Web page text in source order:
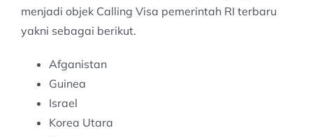
menjadi objek Calling Visa pemerintah RI terbaru
yakni sebagai berikut.
Afganistan
Guinea
Israel
Korea Utara